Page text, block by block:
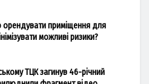
орендувати приміщення для
можливі ризики?
ТЦК загинув 46-річний